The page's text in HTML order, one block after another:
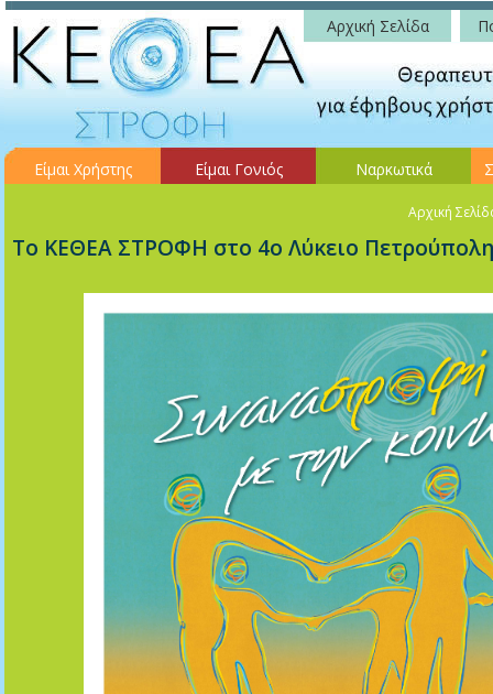
Αρχική Σελίδα
Είμαι Χρήστης Είμαι Γονιός Ναρκωτικά
Αρχική
Το ΚΕΘΕΑ ΣΤΡΟΦΗ στο 4ο Λύκειο